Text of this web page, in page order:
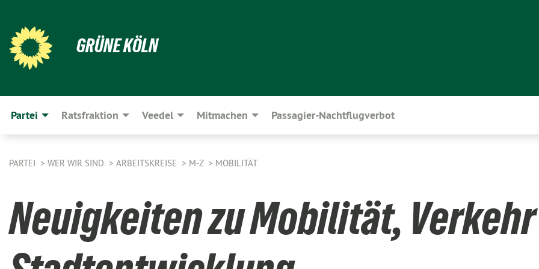
GRÜNE KÖLN
Partei Ratsfraktion Veedel Mitmachen Passagier-Nachtflugverbot
PARTEI WER WIR SIND ARBEITSKREISE M-Z MOBILITÄT
Neuigkeiten zu Mobilität,